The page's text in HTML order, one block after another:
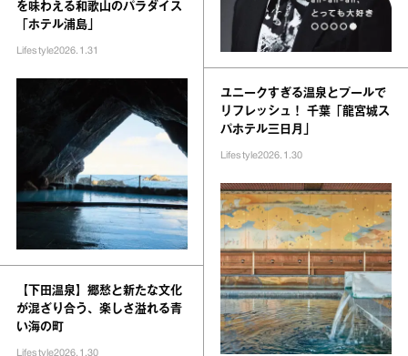
を味わえる和歌山のパラダイス
「ホテル浦島」
Lifestyle2026.1.31
【下田温泉】郷愁と新たな文化
が混ざり合う、楽しさ溢れる青
い海の町
Lifestyle2026.1.30
ユニークすぎる温泉とプールで
リフレッシュ！ 千葉「龍宮城ス
パホテル三日月」
Lifestyle2026.1.30